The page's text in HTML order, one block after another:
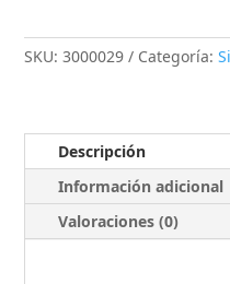
SKU:3000029 Categoría:
Descripción
Información adicional
Valoraciones (0)